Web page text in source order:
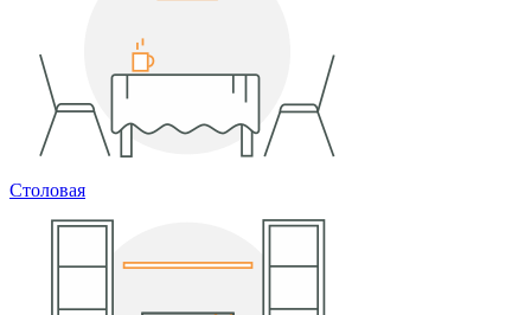
Столовая